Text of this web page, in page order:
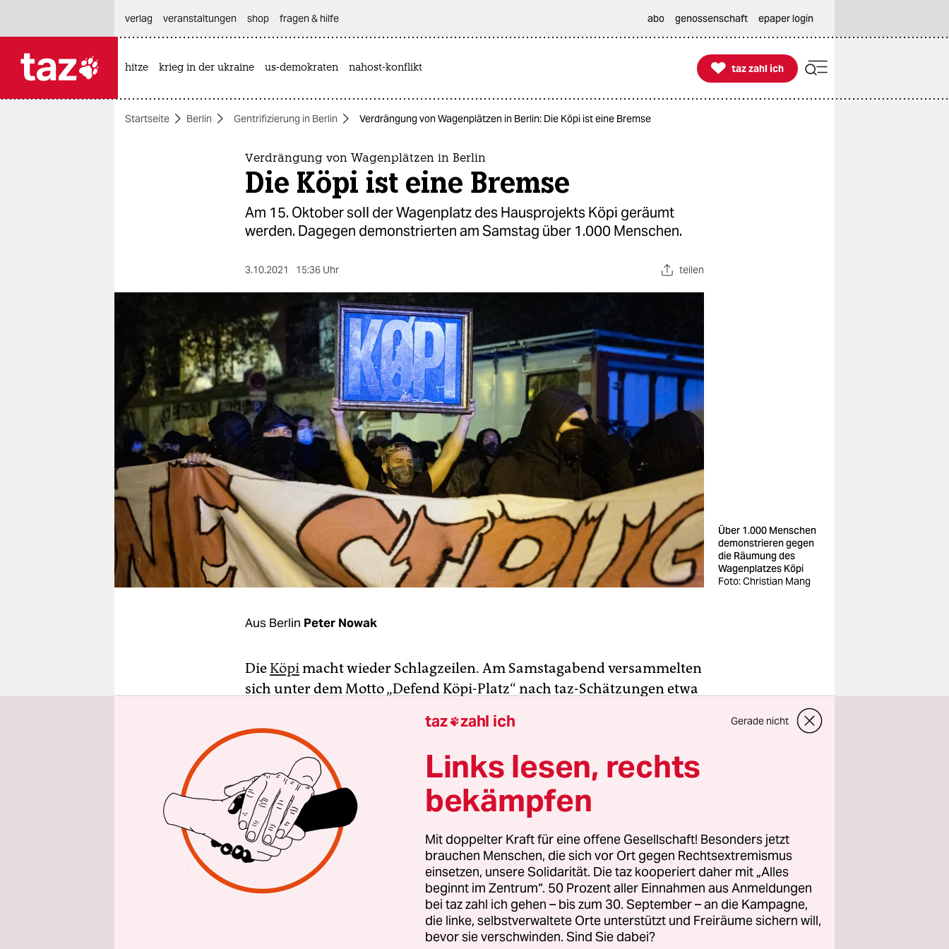
themen
nord
wahrheit
verlag
verlag
veranstaltungen
shop
fragen & hilfe
unterstützen
abo
verlag
veranstaltungen shop fragen & hilfe abo genossenschaft epaper login
hitze krieg in der ukraine us-demokraten nahost-konflikt 
taz zahl ich
taz zahl ich
Startseite Berlin Gentrifizierung in Berlin Verdrängung von Wagenplätzen in Berlin: Die Köpi ist eine Bremse
Verdrängung von Wagenplätzen in Berlin
Die Köpi ist eine Bremse
Am 15. Oktober soll der Wagenplatz des Hausprojekts Köpi geräumt
werden. Dagegen demonstrierten am Samstag über 1.000 Menschen.
3.10.2021 15:36 Uhr teilen
Über 1.000 Menschen
demonstrieren gegen
die Räumung des
Wagenplatzes Köpi
Foto: Christian Mang
Aus Berlin Peter Nowak
DieKöpimacht wieder Schlagzeilen. Am Samstagabend versammelten
sich unter dem Motto „Defend Köpi-Platz“ nach taz-Schätzungen etwa
legalisierten Hausprojekts in der Köpenicker Straße 137.
Antikapitalistische Parolen wurden skandiert, Böller wurden
gezündet. Denn am 15. Oktober soll der Wagenplatz auf dem Köpi-
Gelände geräumt werden.
Anders als das weitläufige Gebäude ist der Platz nicht unter den
langfristigen Vertrag gefallen, den die Be­woh­ne­r*in­nen des Hauses
geschlossen haben. Der Platz wurde an die Startezia GmbH mit Sitz in
Moersversteigert
. In erster Instanz verloren die
WagenplatzbewohnerInnen die Räumungsklage, gingen aber in
Berufung. Trotzdem wurde vom Gericht der Räumungstermin
taz zahl ich Gerade nicht
Links lesen, rechts
bekämpfen
Mit doppelter Kraft für eine offene Gesellschaft! Besonders jetzt
brauchen Menschen, die sich vor Ort gegen Rechtsextremismus
einsetzen, unsere Solidarität. Die taz kooperiert daher mit „Alles
beginnt im Zentrum“. 50 Prozent aller Einnahmen aus Anmeldungen
bei taz zahl ich gehen – bis zum 30. September – an die Kampagne,
die linke, selbstverwaltete Orte unterstützt und Freiräume sichern will,
bevor sie verschwinden. Sind Sie dabei?